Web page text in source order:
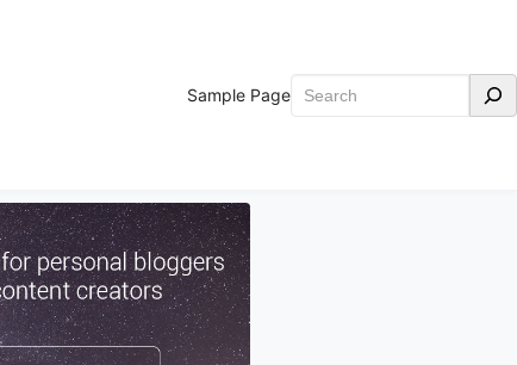
Sample Page Search